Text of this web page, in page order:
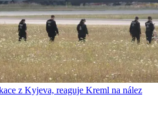
z Kyjeva, reaguje Kreml na nález